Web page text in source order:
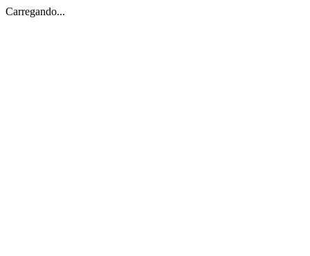
Carregando...